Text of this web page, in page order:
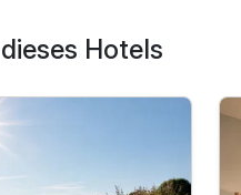
Hotels